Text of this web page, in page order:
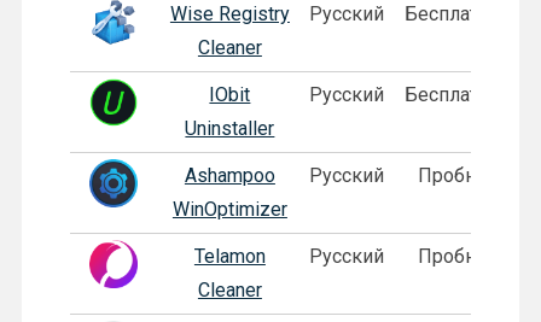
Wise Registry
Cleaner
Русский Бесплатная
IObit
Uninstaller
Русский Бесплатная
Ashampoo
WinOptimizer
Русский Пробная
Telamon
Cleaner
Русский Пробная